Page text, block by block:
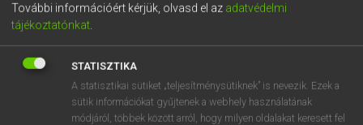
Díjmentes angol szótár
fn
hordószónok
nehéz/buktató kérdés
További információért kérjük, olvasd el az adatvédelmi
tájékoztatónkat
STATISZTIKA
A statisztikai sütiket „teljesítménysütiknek” is nevezik. Ezek a
sütik információkat gyűjtenek a webhely használatának
módjáról, többek között arról, hogy milyen oldalakat keresett fel
5 6 7 8 9 ö ü ó
r t z u i o p ő ú
k l ű
n m , . - AltGr